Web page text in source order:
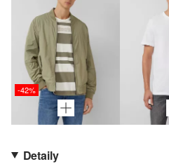
-42%
Detaily